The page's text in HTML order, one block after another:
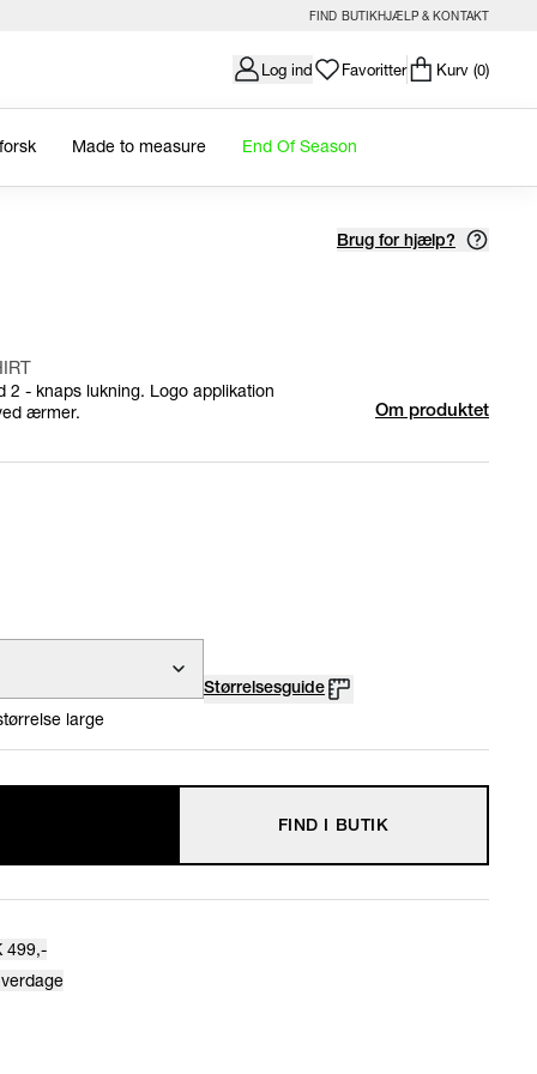
FIND BUTIKHJÆLP & KONTAKT
Log ind Favoritter Kurv (0)
Made to measure End Of Season
Brug for hjælp?
2 - knaps lukning. Logo applikation
ærmer.
Om produktet
Størrelsesguide
large
FIND I BUTIK
499,-